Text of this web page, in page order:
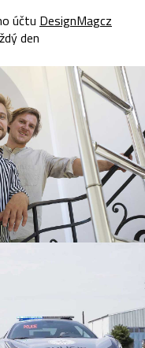
účtu DesignMagcz
den